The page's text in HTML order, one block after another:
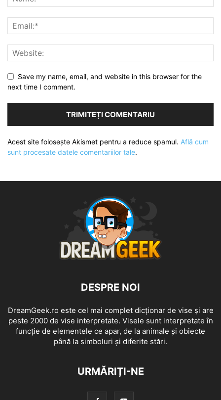
Save my name, email, and website in this browser for the
next time I comment.
Acest site folosește Akismet pentru a reduce spamul. Află cum
sunt procesate datele comentariilor tale.
DESPRE NOI
DreamGeek.ro este cel mai complet dicționar de vise și are
peste 2000 de vise interpretate. Visele sunt interpretate în
funcție de elementele ce apar, de la animale și obiecte
până la simboluri și diferite stări.
URMĂRIȚI-NE